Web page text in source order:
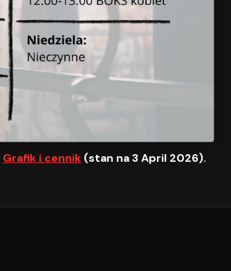
Grafik i cennik (stan na 3 April 2026).